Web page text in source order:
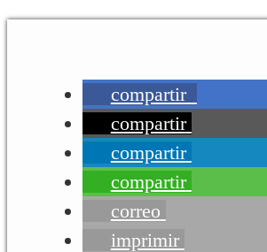
compartir
compartir
compartir
compartir
correo
imprimir